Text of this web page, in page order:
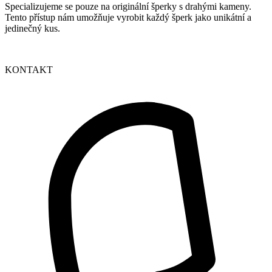
Specializujeme se pouze na originální šperky s drahými kameny.
Tento přístup nám umožňuje vyrobit každý šperk jako unikátní a
jedinečný kus.
KONTAKT